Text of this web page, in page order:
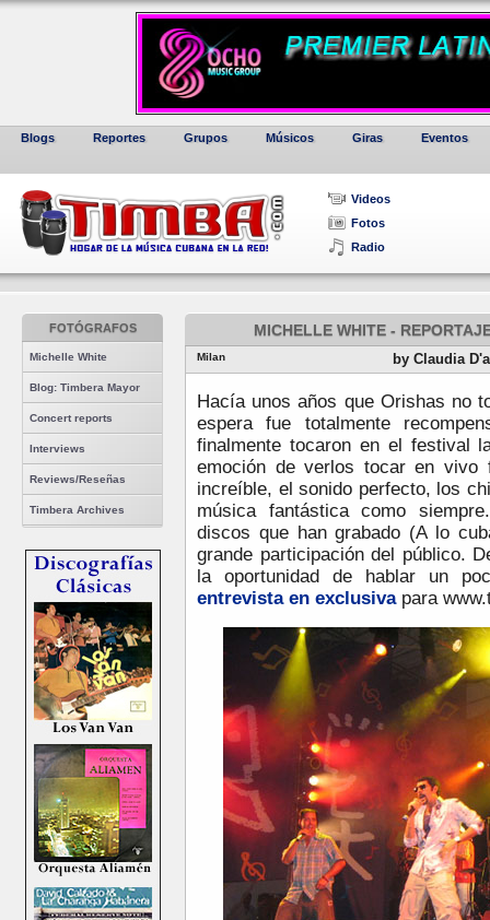
Blogs Reportes Grupos Músicos Giras Eventos
Videos
Fotos
Radio
FOTÓGRAFOS
Michelle White
Blog: Timbera Mayor
Concert reports
Interviews
Reviews/Reseñas
Timbera Archives
MICHELLE WHITE -
Milan by Claudia
Hacía unos años que Orishas no
espera fue totalmente
finalmente tocaron en el festival
emoción de verlos tocar en vivo
increíble, el sonido perfecto, los
música fantástica como
discos que han grabado (A lo
grande participación del público.
la oportunidad de hablar un
entrevista en exclusiva para